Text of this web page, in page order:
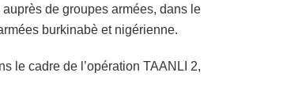
de groupes armées, dans le
burkinabè et nigérienne.
le cadre de l’opération TAANLI 2,